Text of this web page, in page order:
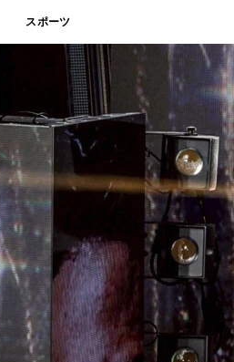
スポーツ